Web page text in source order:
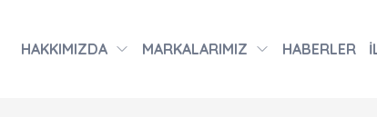
HAKKIMIZDA MARKALARIMIZ HABERLER